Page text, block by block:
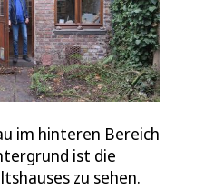
im hinteren Bereich
ist die
zu sehen.